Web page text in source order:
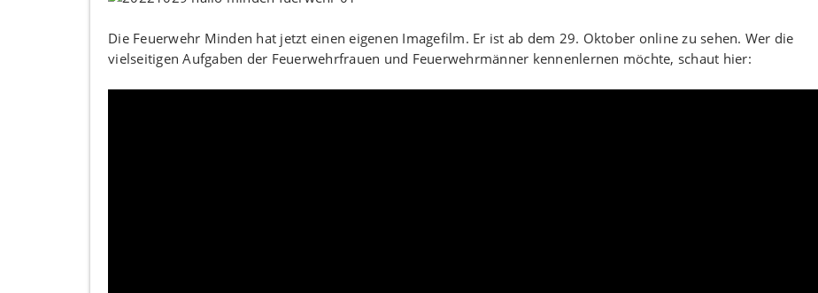
Die Feuerwehr Minden hat jetzt einen eigenen Imagefilm. Er ist ab dem 29. Oktober online zu sehen. Wer die
vielseitigen Aufgaben der Feuerwehrfrauen und Feuerwehrmänner kennenlernen möchte, schaut hier: